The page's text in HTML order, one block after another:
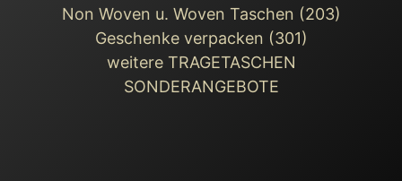
Non Woven u. Woven Taschen (203)
Geschenke verpacken (301)
weitere TRAGETASCHEN
SONDERANGEBOTE